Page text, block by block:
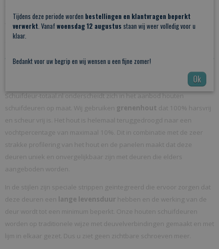
4: Kies of u de sponning voor de vloergeleider voorbereid wil hebben.
5: Kies of u de rolhangers voor gemonteerd wil hebben.
Schuifdeur-totaal.nl onderscheidt zich in het aanbod houten
schuifdeuren op maat. Wij gebruiken grenenhout dat 100% harsvrij
en scheur vrij is. Het hout is helemaal teruggedroogd naar een
vochtpercentage van maximaal 10%. Dit in combinatie met de zeer
strakke profilering van het hout en de panelen maakt dat deze
deuren uniek en onvergelijkbaar zijn met deuren die elders
aangeboden worden.
In de stijlen zijn speciale strippen geïntegreerd die ervoor zorgen dat
deze deuren een lange levensduur hebben en de werking van de
deur wordt tot een minimum beperkt. Onze houten schuifdeuren
worden op traditionele wijze met deuvelverbindingen gemaakt en met
lijm in elkaar gezet. Dus u ziet geen zichtbare schroeven meer.
Tijdens deze periode worden bestellingen en klantvragen beperkt
verwerkt. Vanaf woensdag 12 augustus staan wij weer volledig voor u
klaar.
Bedankt voor uw begrip en wij wensen u een fijne zomer!
Ok